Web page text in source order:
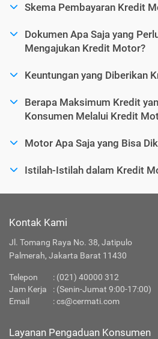
Skema Pembayaran Kredit
Dokumen Apa Saja yang
Mengajukan Kredit Motor?
Keuntungan yang Diberikan
Berapa Maksimum Kredit
Konsumen Melalui Kredit
Motor Apa Saja yang Bisa
Istilah-Istilah dalam Kredit
Kontak Kami
Jl. Tomang Raya No. 38, Jatipulo
Palmerah, Jakarta Barat 11430
Telepon : (021) 40000 312
Jam Kerja
: (Senin-Jumat 9:00-17:00)
Email
:cs@cermati.com
Layanan Pengaduan Konsumen